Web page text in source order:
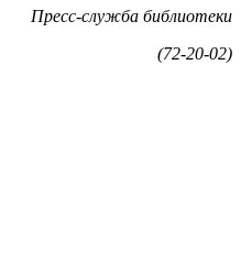
Пресс-служба библиотеки
(72-20-02)